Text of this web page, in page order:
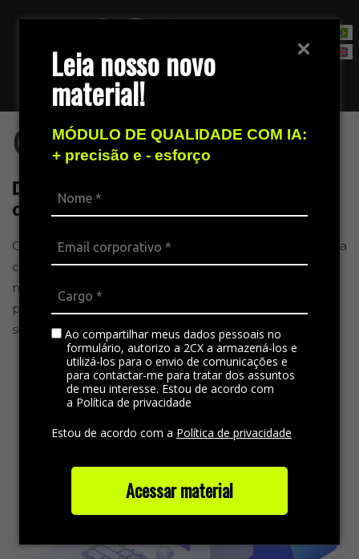
Leia nosso novo
material!
MÓDULO DE QUALIDADE COM IA:
+ precisão e - esforço
Ao compartilhar meus dados pessoais no
formulário, autorizo a 2CX a armazená-los e
utilizá-los para o envio de comunicações e
para contactar-me para tratar dos assuntos
de meu interesse. Estou de acordo com
a Política de privacidade
Estou de acordo com a Política de privacidade
Acessar material
Fale com nossa equipe de vendas
Cases
Descomplique o atendimento ao
cliente com as soluções 2CX
Conheça alguns de nossos cases de sucesso e entenda
como a 2CX pode ajudar a sua empresa a conquistar
melhores resultados no atendimento ao cliente, a
partir de soluções eficazes e jornadas que façam
sentido.